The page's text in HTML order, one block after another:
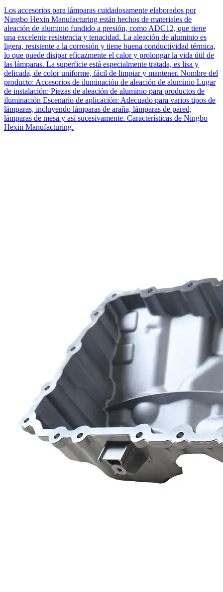
Los accesorios para lámparas cuidadosamente elaborados por
Ningbo Hexin Manufacturing están hechos de materiales de
aleación de aluminio fundido a presión, como ADC12, que tiene
una excelente resistencia y tenacidad. La aleación de aluminio es
ligera, resistente a la corrosión y tiene buena conductividad térmica,
lo que puede disipar eficazmente el calor y prolongar la vida útil de
las lámparas. La superficie está especialmente tratada, es lisa y
delicada, de color uniforme, fácil de limpiar y mantener. Nombre del
producto: Accesorios de iluminación de aleación de aluminio Lugar
de instalación: Piezas de aleación de aluminio para productos de
iluminación Escenario de aplicación: Adecuado para varios tipos de
lámparas, incluyendo lámparas de araña, lámparas de pared,
lámparas de mesa y así sucesivamente. Características de Ningbo
Hexin Manufacturing.